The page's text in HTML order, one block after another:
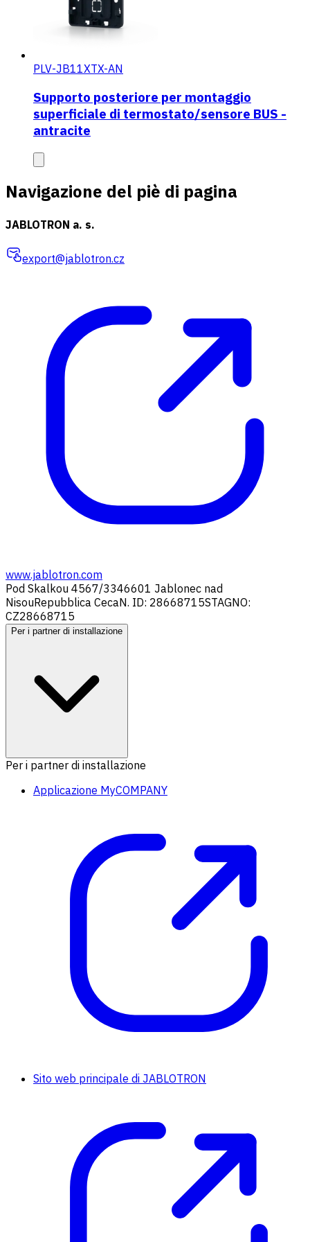
PLV-JB11XTX-AN
Supporto posteriore per montaggio
superficiale di termostato/sensore BUS -
antracite
Navigazione del piè di pagina
JABLOTRON a. s.
export@jablotron.cz
www.jablotron.com
Pod Skalkou 4567/3346601 Jablonec nad
NisouRepubblica CecaN. ID: 28668715STAGNO:
CZ28668715
Per i partner di installazione
Per i partner di installazione
Applicazione MyCOMPANY
Sito web principale di JABLOTRON